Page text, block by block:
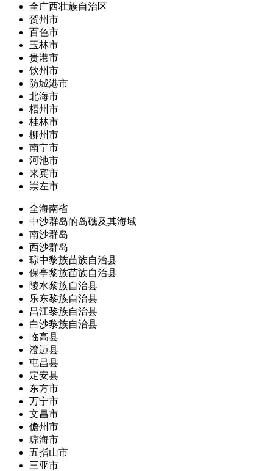
全广西壮族自治区
贺州市
百色市
玉林市
贵港市
钦州市
防城港市
北海市
梧州市
桂林市
柳州市
南宁市
河池市
来宾市
崇左市
全海南省
中沙群岛的岛礁及其海域
南沙群岛
西沙群岛
琼中黎族苗族自治县
保亭黎族苗族自治县
陵水黎族自治县
乐东黎族自治县
昌江黎族自治县
白沙黎族自治县
临高县
澄迈县
屯昌县
定安县
东方市
万宁市
文昌市
儋州市
琼海市
五指山市
三亚市